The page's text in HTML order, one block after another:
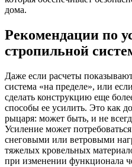
дома.
Рекомендации по
стропильной
Даже если расчеты
система «на пределе», или
сделать конструкцию еще
способы ее усилить. Это как
рыцаря: может быть, и не
Усиление может
снеговыми или ветровыми
тяжелых кровельных
при изменении функционала